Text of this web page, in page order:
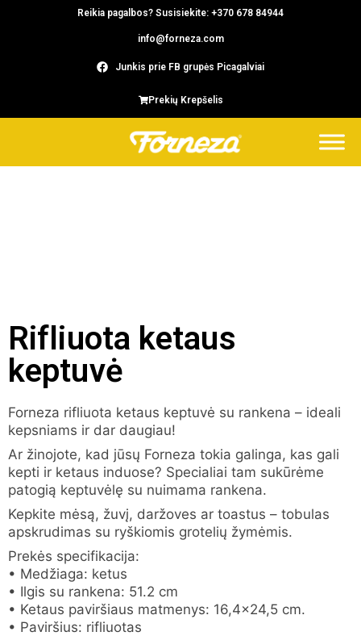
Reikia pagalbos? Susisiekite: +370 678 84944
info@forneza.com
Junkis prie FB grupės Picagalviai
Prekių Krepšelis
Rifliuota ketaus
keptuvė
Forneza rifliuota ketaus keptuvė su rankena – ideali
kepsniams ir dar daugiau!
Ar žinojote, kad jūsų Forneza tokia galinga, kas gali
kepti ir ketaus induose? Specialiai tam sukūrėme
patogią keptuvėlę su nuimama rankena.
Kepkite mėsą, žuvį, daržoves ar toastus – tobulas
apskrudimas su ryškiomis grotelių žymėmis.
Prekės specifikacija:
• Medžiaga: ketus
• Ilgis su rankena: 51.2 cm
• Ketaus paviršiaus matmenys: 16,4×24,5 cm.
• Paviršius: rifliuotas